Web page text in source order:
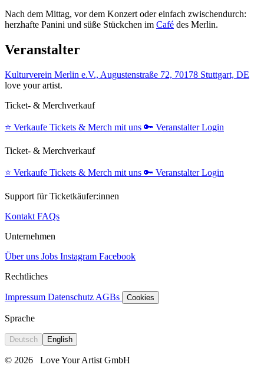
Nach dem Mittag, vor dem Konzert oder einfach zwischendurch:
herzhafte Panini und süße Stückchen im Café des Merlin.
Veranstalter
Kulturverein Merlin e.V., Augustenstraße 72, 70178 Stuttgart, DE
love your artist.
Ticket- & Merchverkauf
⭐️ Verkaufe Tickets & Merch mit uns 🔑 Veranstalter Login
Ticket- & Merchverkauf
⭐️ Verkaufe Tickets & Merch mit uns 🔑 Veranstalter Login
Support für Ticketkäufer:innen
Kontakt FAQs
Unternehmen
Über uns Jobs Instagram Facebook
Rechtliches
Impressum Datenschutz AGBs Cookies
Sprache
Deutsch English
© 2026 Love Your Artist GmbH